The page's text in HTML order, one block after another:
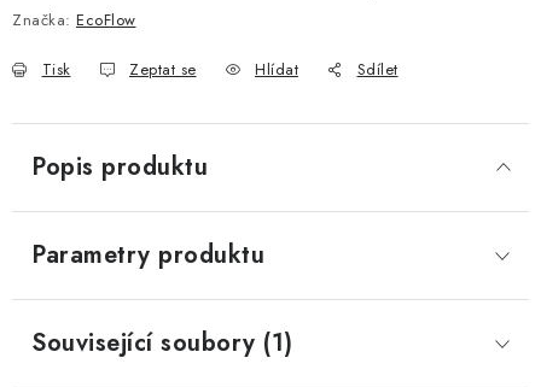
Značka: EcoFlow
Tisk Zeptat se Hlídat Sdílet
Popis produktu
Parametry produktu
Související soubory (1)